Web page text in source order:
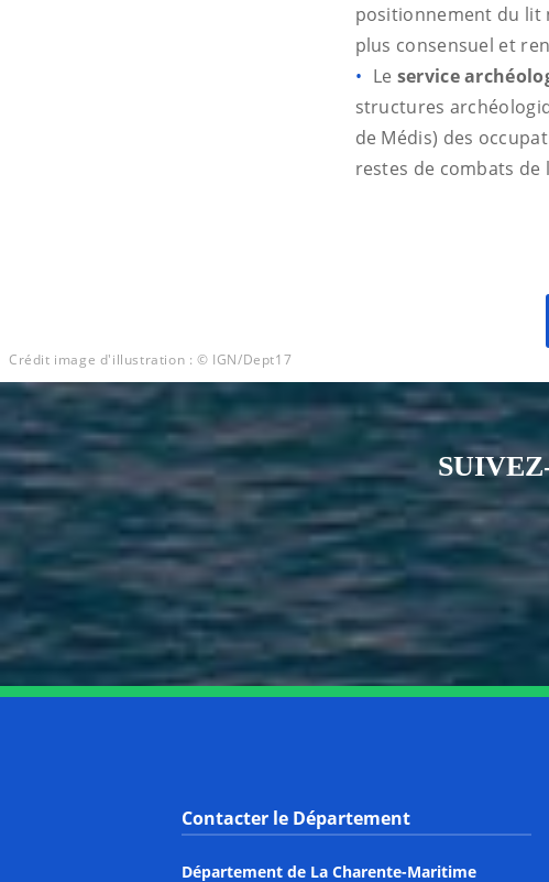
positionnement du lit
plus consensuel et
Le service
structures
de Médis) des
restes de combats
Crédit image d'illustration : © IGN/Dept17
Contacter le Département
Département de La Charente-Maritime